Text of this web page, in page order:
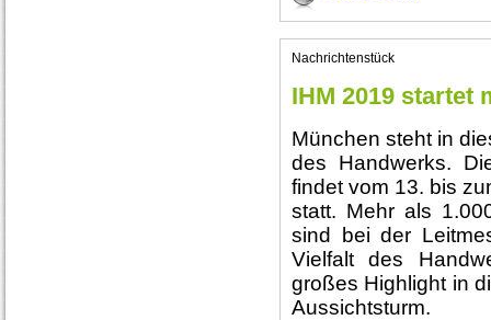
Nachrichtenstück
IHM 2019 startet
München steht in
des Handwerks.
findet vom 13. bis
statt. Mehr als
sind bei der
Vielfalt des
großes Highlight in
Aussichtsturm.